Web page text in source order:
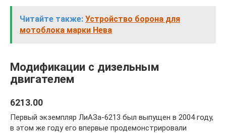
Читайте также: Устройство борона для
мотоблока марки Нева
Модификации с дизельным
двигателем
6213.00
Первый экземпляр ЛиАЗа-6213 был выпущен в 2004 году,
в этом же году его впервые продемонстрировали